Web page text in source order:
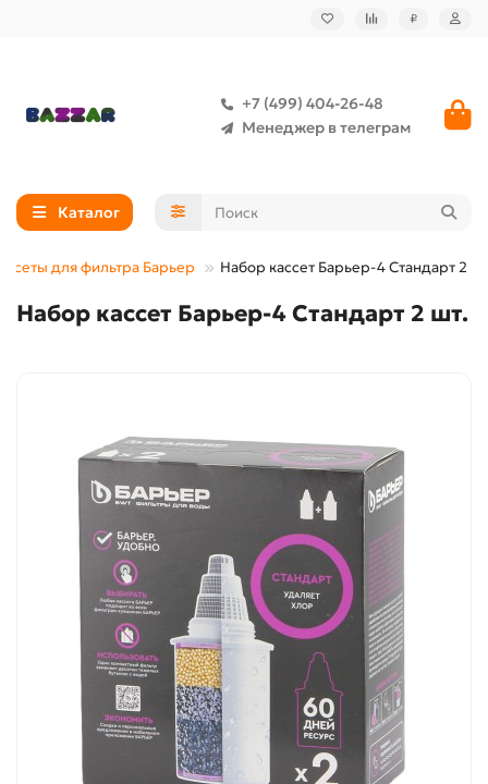
₽
+7 (499) 404-26-48
Менеджер в телеграм
Каталог
для фильтра Барьер Набор кассет Барьер-4 Стандарт 2
Набор кассет Барьер-4 Стандарт 2 шт.